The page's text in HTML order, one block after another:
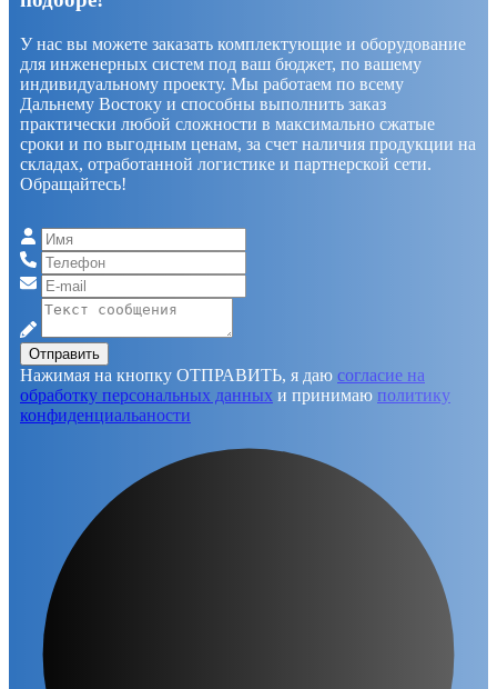
У нас вы можете заказать комплектующие и оборудование
для инженерных систем под ваш бюджет, по вашему
индивидуальному проекту. Мы работаем по всему
Дальнему Востоку и способны выполнить заказ
практически любой сложности в максимально сжатые
сроки и по выгодным ценам, за счет наличия продукции на
складах, отработанной логистике и партнерской сети.
Обращайтесь!
Отправить
Нажимая на кнопку ОТПРАВИТЬ, я даю согласие на
обработку персональных данных и принимаю политику
конфиденциальаности